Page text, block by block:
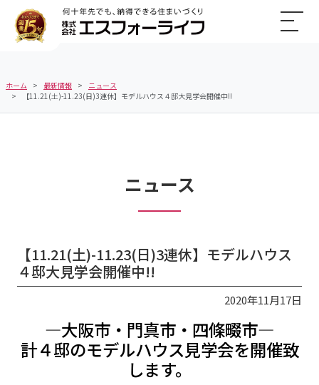
ホーム 最新情報
ニュース
【11.21(土)-11.23(日)3連休】モデルハウス４邸大見学会開催中!!
ニュース
【11.21(土)-11.23(日)3連休】モデルハウス
４邸大見学会開催中!!
2020年11月17日
―大阪市・門真市・四條畷市―
計４邸のモデルハウス見学会を開催致
します。